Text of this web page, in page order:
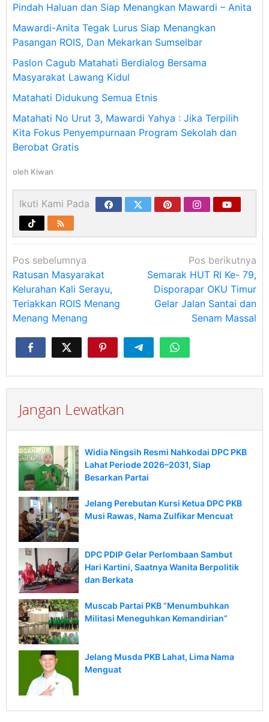
Pindah Haluan dan Siap Menangkan Mawardi – Anita
Mawardi-Anita Tegak Lurus Siap Menangkan
Pasangan ROIS, Dan Mekarkan Sumselbar
Paslon Cagub Matahati Berdialog Bersama
Masyarakat Lawang Kidul
Matahati Didukung Semua Etnis
Matahati No Urut 3, Mawardi Yahya : Jika Terpilih
Kita Fokus Penyempurnaan Program Sekolah dan
Berobat Gratis
oleh Kiwan
Ikuti Kami Pada
Navigasi
pos
Pos sebelumnya
Ratusan Masyarakat
Kelurahan Kali Serayu,
Teriakkan ROIS Menang
Menang Menang
Pos berikutnya
Semarak HUT RI Ke- 79,
Disporapar OKU Timur
Gelar Jalan Santai dan
Senam Massal
Jangan Lewatkan
Widia Ningsih Resmi Nahkodai DPC PKB
Lahat Periode 2026–2031, Siap
Besarkan Partai
Jelang Perebutan Kursi Ketua DPC PKB
Musi Rawas, Nama Zulfikar Mencuat
DPC PDIP Gelar Perlombaan Sambut
Hari Kartini, Saatnya Wanita Berpolitik
dan Berkata
Muscab Partai PKB “Menumbuhkan
Militasi Meneguhkan Kemandirian”
Jelang Musda PKB Lahat, Lima Nama
Menguat